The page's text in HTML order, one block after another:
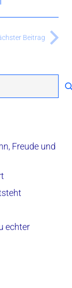
Beitrag
Freude und
echter